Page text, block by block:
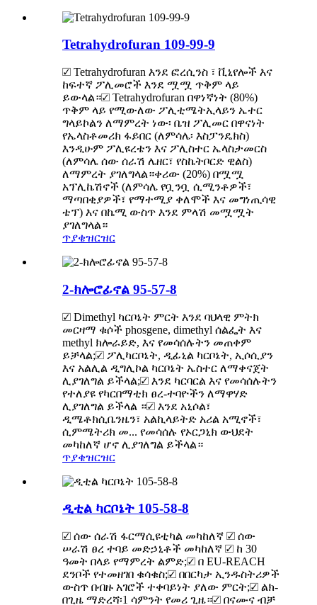
Tetrahydrofuran 109-99-9
☑ Tetrahydrofuran እንደ ፎረሲንስ ፣ ቪኒየሎች እና
ከፍተኛ ፖሊመሮች እንደ ሟሟ ጥቅም ላይ
ይውላል።☑ Tetrahydrofuran በዋነኛነት (80%)
ጥቅም ላይ የሚውለው ፖሊቲሜትኢላይን ኤተር
ግላይኮልን ለማምረት ነው፡ ቤዝ ፖሊመር በዋናነት
የኤላስቶመሪክ ፋይበር (ለምሳሌ፡ እስፓንዴክስ)
እንዲሁም ፖሊዩረቴን እና ፖሊስተር ኤላስታመርስ
(ለምሳሌ ሰው ሰራሽ ሌዘር፣ የስኬትቦርድ ዊልስ)
ለማምረት ያገለግላል።ቀሪው (20%) በሟሟ
አፕሊኬሽኖች (ለምሳሌ የቧንቧ ሲሚንቶዎች፣
ማጣበቂያዎች፣ የማተሚያ ቀለሞች እና መግነጢሳዊ
ቴፕ) እና በኬሚ ውስጥ እንደ ምላሽ መሟሟት
ያገለግላል።
ጥያቄዝርዝር
2-ክሎሮፊኖል 95-57-8
☑ Dimethyl ካርቦኔት ምርት እንደ ባህላዊ ምትክ
መርዛማ ቁሶች phosgene, dimethyl ሰልፌት እና
methyl ክሎራይድ, እና የመሳሰሉትን መጠቀም
ይቻላል;☑ ፖሊካርቦኔት, ዲፊኒል ካርቦኔት, ኢሶሲያን
እና አልሊል ዲግሊኮል ካርቦኔት ኤስተር ለማቀናጀት
ሊያገለግል ይችላል;☑ እንደ ካርባርል እና የመሳሰሉትን
የተለያዩ የካርበማቲክ ፀረ-ተባዮችን ለማዋሃድ
ሊያገለግል ይችላል ።☑ እንደ አኒሶል፣
ዲሜቶክሲቤንዜን፣ አልኪላይትድ አሪል አሚኖች፣
ሲምሜትሪክ መ... የመሳሰሉ የኦርጋኒክ ውህደት
መካከለኛ ሆኖ ሊያገለግል ይችላል።
ጥያቄዝርዝር
ዲቲል ካርቦኔት 105-58-8
☑ ሰው ሰራሽ ፋርማሲዩቲካል መካከለኛ ☑ ሰው
ሠራሽ ፀረ ተባይ መድኃኒቶች መካከለኛ ☑ ከ 30
ዓመት በላይ የማምረት ልምድ;☑ በ EU-REACH
ደንቦች የተመዘገበ ቁሳቁስ;☑ በበርካታ ኢንዱስትሪዎች
ውስጥ በብዙ አገሮች ተቀባይነት ያለው ምርት;☑ ልክ-
በጊዜ ማድረሻ፡1 ሳምንት የመሪ ጊዜ።☑ በናሙና ብቻ